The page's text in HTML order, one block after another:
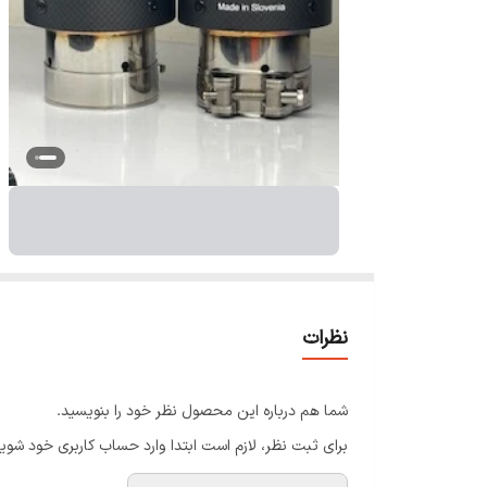
نظرات
شما هم درباره این محصول نظر خود را بنویسید.
برای ثبت نظر، لازم است ابتدا وارد حساب کاربری خود